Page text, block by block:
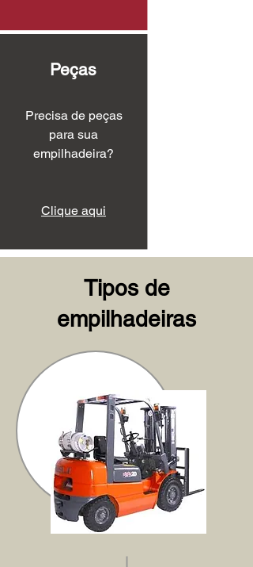
Peças
Precisa de peças
para sua
empilhadeira?
Clique aqui
Tipos de
empilhadeiras